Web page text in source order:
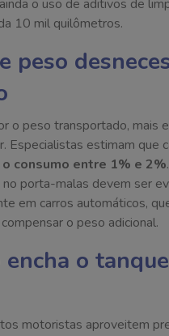
o uso de aditivos de
10 mil quilômetros.
peso
o peso transportado, mais
Especialistas estimam que
consumo entre 1% e 2%
no porta-malas devem ser
em carros automáticos,
o peso adicional.
encha o
motoristas aproveitem